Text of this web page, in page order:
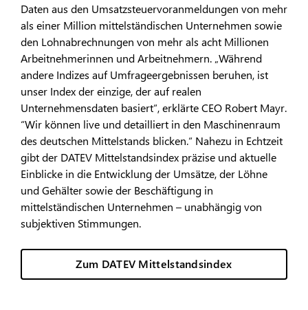
Daten aus den Umsatzsteuervoranmeldungen von mehr
als einer Million mittelständischen Unternehmen sowie
den Lohnabrechnungen von mehr als acht Millionen
Arbeitnehmerinnen und Arbeitnehmern. „Während
andere Indizes auf Umfrageergebnissen beruhen, ist
unser Index der einzige, der auf realen
Unternehmensdaten basiert“, erklärte CEO Robert Mayr.
“Wir können live und detailliert in den Maschinenraum
des deutschen Mittelstands blicken.“ Nahezu in Echtzeit
gibt der DATEV Mittelstandsindex präzise und aktuelle
Einblicke in die Entwicklung der Umsätze, der Löhne
und Gehälter sowie der Beschäftigung in
mittelständischen Unternehmen – unabhängig von
subjektiven Stimmungen.
Zum DATEV Mittelstandsindex